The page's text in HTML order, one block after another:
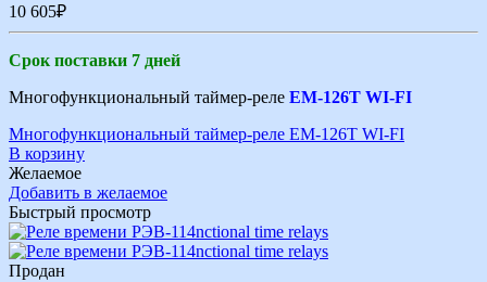
10 605₽
Срок поставки 7 дней
Многофункциональный таймер-реле ЕМ-126Т WI-FI
Многофункциональный таймер-реле ЕМ-126Т WI-FI
В корзину
Желаемое
Добавить в желаемое
Быстрый просмотр
Продан